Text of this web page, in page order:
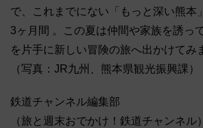
で、これまでにない「もっと深い熊本
3ヶ月間 。この夏は仲間や家族を誘っ
を片手に新しい冒険の旅へ出かけてみ
（写真：JR九州、熊本県観光振興課）
鉄道チャンネル編集部
（旅と週末おでかけ！鉄道チャンネル）